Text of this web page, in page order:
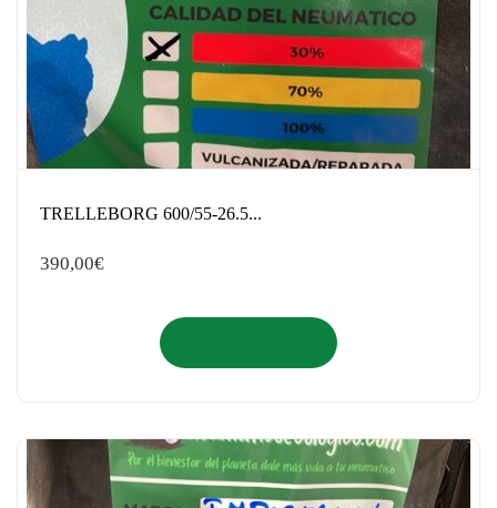
TRELLEBORG 600/55-26.5...
390,00€